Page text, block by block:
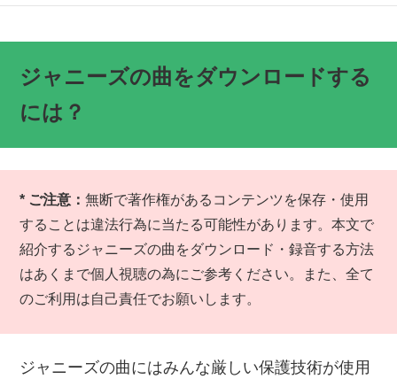
ジャニーズの曲をダウンロードする
には？
* ご注意：無断で著作権があるコンテンツを保存・使用
することは違法行為に当たる可能性があります。本文で
紹介するジャニーズの曲をダウンロード・録音する方法
はあくまで個人視聴の為にご参考ください。また、全て
のご利用は自己責任でお願いします。
ジャニーズの曲にはみんな厳しい保護技術が使用